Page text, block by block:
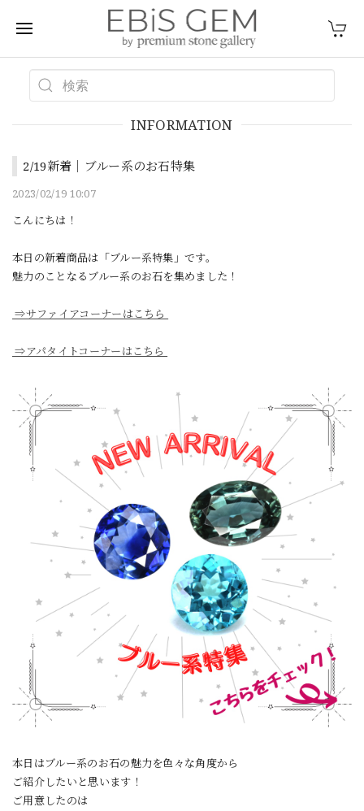
INFORMATION
2/19新着｜ブルー系のお石特集
2023/02/19 10:07
こんにちは！
本日の新着商品は「ブルー系特集」です。
魅力のことなるブルー系のお石を集めました！
⇒サファイアコーナーはこちら
⇒アパタイトコーナーはこちら
本日はブルー系のお石の魅力を色々な角度から
ご紹介したいと思います！
ご用意したのは